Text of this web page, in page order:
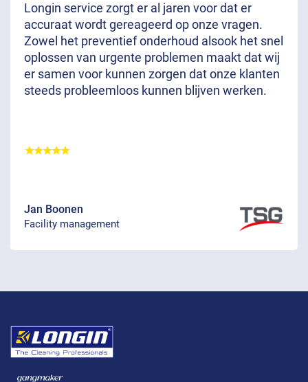
Longin service zorgt er al jaren voor dat er
accuraat wordt gereageerd op onze vragen.
Zowel het preventief onderhoud alsook het snel
oplossen van urgente problemen maakt dat wij
er samen voor kunnen zorgen dat onze klanten
steeds probleemloos kunnen blijven werken.
Jan Boonen
Facility management